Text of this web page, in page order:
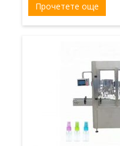
Прочетете още